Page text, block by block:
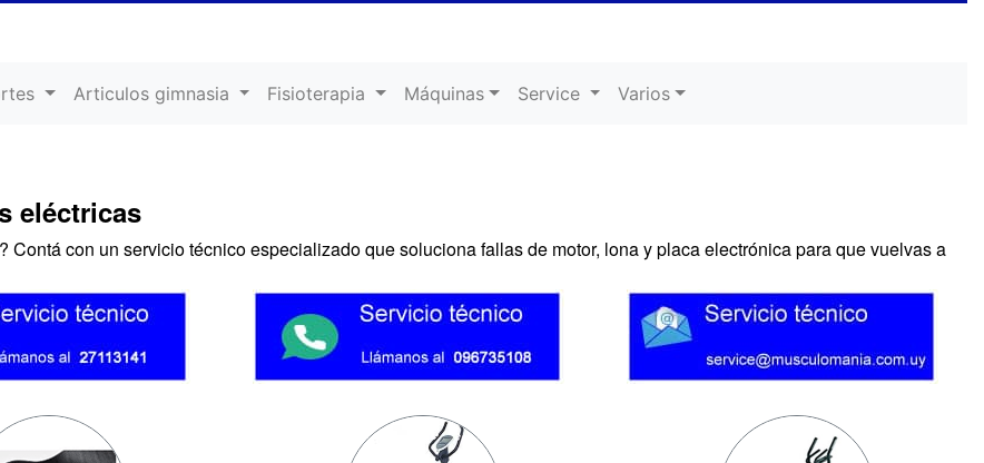
Articulos gimnasia Fisioterapia Máquinas Service Varios
eléctricas
Contá con un servicio técnico especializado que soluciona fallas de motor, lona y placa electrónica para que vuelvas a